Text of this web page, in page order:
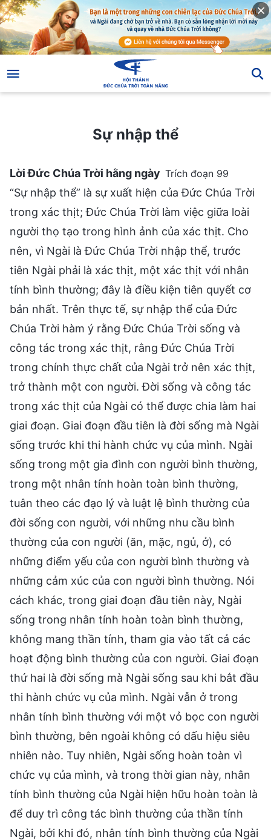
Sự nhập thể
Lời Đức Chúa Trời hằng ngày Trích đoạn 99
“Sự nhập thể” là sự xuất hiện của Đức Chúa Trời
trong xác thịt; Đức Chúa Trời làm việc giữa loài
người thọ tạo trong hình ảnh của xác thịt. Cho
nên, vì Ngài là Đức Chúa Trời nhập thể, trước
tiên Ngài phải là xác thịt, một xác thịt với nhân
tính bình thường; đây là điều kiện tiên quyết cơ
bản nhất. Trên thực tế, sự nhập thể của Đức
Chúa Trời hàm ý rằng Đức Chúa Trời sống và
công tác trong xác thịt, rằng Đức Chúa Trời
trong chính thực chất của Ngài trở nên xác thịt,
trở thành một con người. Đời sống và công tác
trong xác thịt của Ngài có thể được chia làm hai
giai đoạn. Giai đoạn đầu tiên là đời sống mà Ngài
sống trước khi thi hành chức vụ của mình. Ngài
sống trong một gia đình con người bình thường,
trong một nhân tính hoàn toàn bình thường,
tuân theo các đạo lý và luật lệ bình thường của
đời sống con người, với những nhu cầu bình
thường của con người (ăn, mặc, ngủ, ở), có
những điểm yếu của con người bình thường và
những cảm xúc của con người bình thường. Nói
cách khác, trong giai đoạn đầu tiên này, Ngài
sống trong nhân tính hoàn toàn bình thường,
không mang thần tính, tham gia vào tất cả các
hoạt động bình thường của con người. Giai đoạn
thứ hai là đời sống mà Ngài sống sau khi bắt đầu
thi hành chức vụ của mình. Ngài vẫn ở trong
nhân tính bình thường với một vỏ bọc con người
bình thường, bên ngoài không có dấu hiệu siêu
nhiên nào. Tuy nhiên, Ngài sống hoàn toàn vì
chức vụ của mình, và trong thời gian này, nhân
tính bình thường của Ngài hiện hữu hoàn toàn là
để duy trì công tác bình thường của thần tính
Ngài, bởi khi đó, nhân tính bình thường của Ngài